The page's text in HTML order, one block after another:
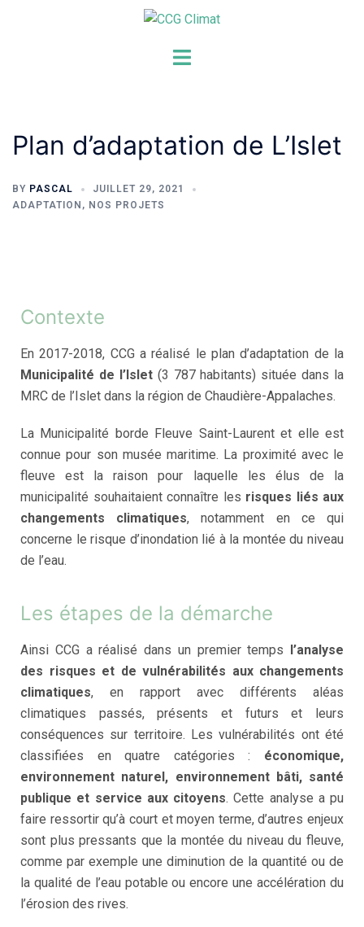
Plan d’adaptation de L’Islet
BY PASCAL
JUILLET 29, 2021
ADAPTATION , NOS PROJETS
Contexte
En 2017-2018, CCG a réalisé le plan d’adaptation de la
Municipalité de l’Islet (3 787 habitants) située dans la
MRC de l’Islet dans la région de Chaudière-Appalaches.
La Municipalité borde Fleuve Saint-Laurent et elle est
connue pour son musée maritime. La proximité avec le
fleuve est la raison pour laquelle les élus de la
municipalité souhaitaient connaître les risques liés aux
changements climatiques, notamment en ce qui
concerne le risque d’inondation lié à la montée du niveau
de l’eau.
Les étapes de la démarche
Ainsi CCG a réalisé dans un premier temps l’analyse
des risques et de vulnérabilités aux changements
climatiques, en rapport avec différents aléas
climatiques passés, présents et futurs et leurs
conséquences sur territoire. Les vulnérabilités ont été
classifiées en quatre catégories : économique,
environnement naturel, environnement bâti, santé
publique et service aux citoyens. Cette analyse a pu
faire ressortir qu’à court et moyen terme, d’autres enjeux
sont plus pressants que la montée du niveau du fleuve,
comme par exemple une diminution de la quantité ou de
la qualité de l’eau potable ou encore une accélération du
l’érosion des rives.